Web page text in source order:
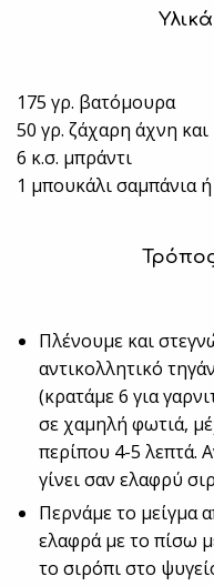
175 γρ. βατόμουρα
50 γρ. ζάχαρη άχνη και
6 κ.σ. μπράντι
1 μπουκάλι σαμπάνια
Πλένουμε και
αντικολλητικό
(κρατάμε 6 για
σε χαμηλή φωτιά,
περίπου 4-5 λεπτά.
γίνει σαν ελαφρύ
Περνάμε το μείγμα
ελαφρά με το πίσω
το σιρόπι στο